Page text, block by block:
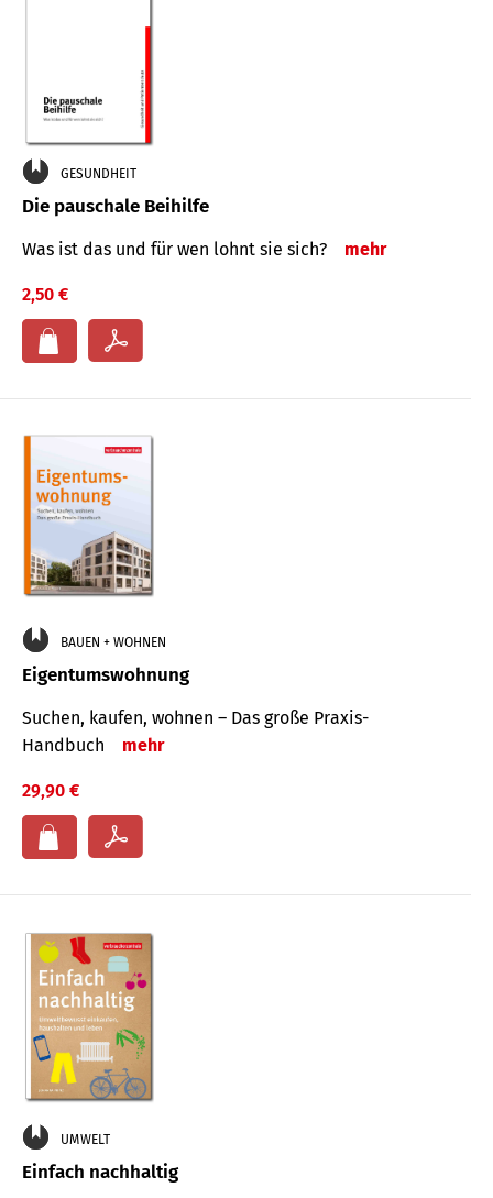
GESUNDHEIT
Die pauschale Beihilfe
Was ist das und für wen lohnt sie sich? mehr
2,50 €
BAUEN + WOHNEN
Eigentumswohnung
Suchen, kaufen, wohnen – Das große Praxis-
Handbuch
mehr
29,90 €
UMWELT
Einfach nachhaltig